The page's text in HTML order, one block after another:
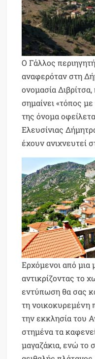
Ο Γάλλος
αναφερόταν στη
ονομασία
σημαίνει «τόπος
της όνομα
Ελευσίνιας
έχουν ανιχνευτεί
Ερχόμενοι από μια
αντικρίζοντας το
εντύπωση θα σας
τη νοικοκυρεμένη
την εκκλησία του
στημένα τα
μαγαζάκια, ενώ το